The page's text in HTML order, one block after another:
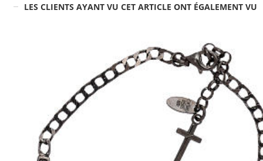
LES CLIENTS AYANT VU CET ARTICLE ONT ÉGALEMENT VU